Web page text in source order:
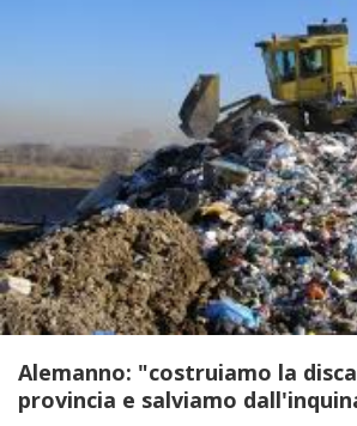
Alemanno: "costruiamo la
provincia e salviamo